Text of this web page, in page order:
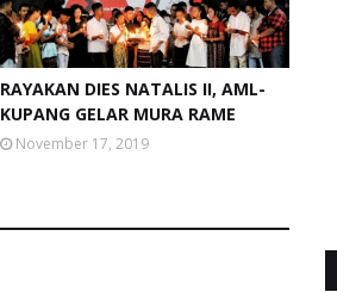
RAYAKAN DIES NATALIS II, AML-
KUPANG GELAR MURA RAME
November 17, 2019